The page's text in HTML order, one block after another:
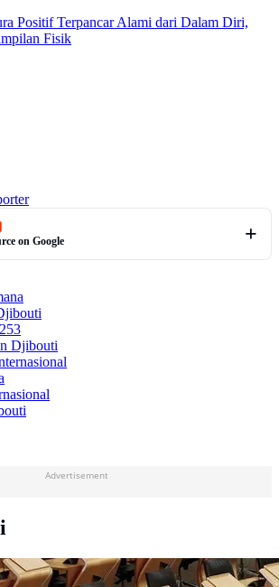
Positif Terpancar Alami dari Dalam Diri,
Fisik
on Google
Djibouti
Advertisement